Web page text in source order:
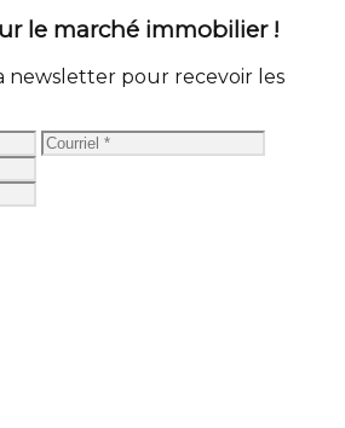
le marché immobilier !
newsletter pour recevoir les